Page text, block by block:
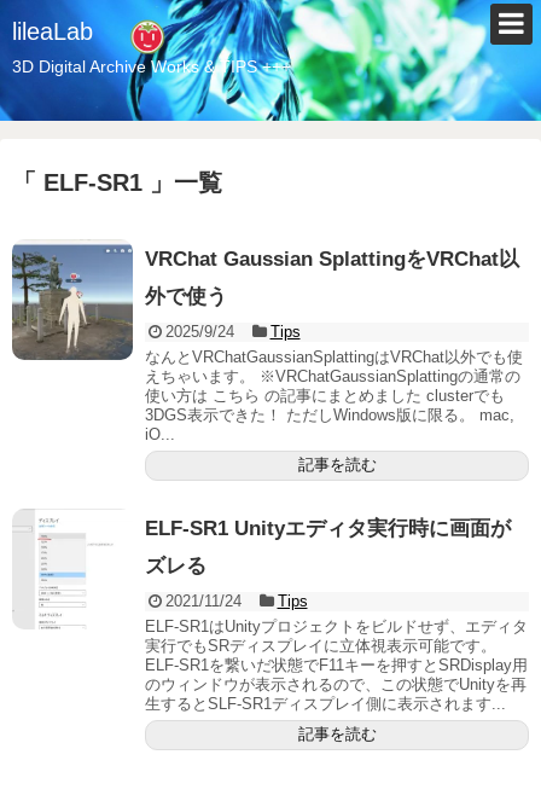
lileaLab
3D Digital Archive Works & TIPS +++
「 ELF-SR1 」一覧
VRChat Gaussian SplattingをVRChat以
外で使う
2025/9/24
Tips
なんとVRChatGaussianSplattingはVRChat以外でも使
えちゃいます。 ※VRChatGaussianSplattingの通常の
使い方は こちら の記事にまとめました clusterでも
3DGS表示できた！ ただしWindows版に限る。 mac,
iO...
記事を読む
ELF-SR1 Unityエディタ実行時に画面が
ズレる
2021/11/24
Tips
ELF-SR1はUnityプロジェクトをビルドせず、エディタ
実行でもSRディスプレイに立体視表示可能です。
ELF-SR1を繋いだ状態でF11キーを押すとSRDisplay用
のウィンドウが表示されるので、この状態でUnityを再
生するとSLF-SR1ディスプレイ側に表示されます...
記事を読む